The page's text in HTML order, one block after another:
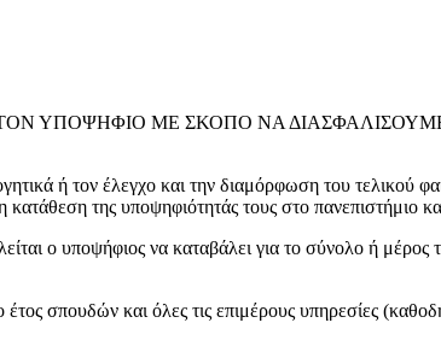
ΥΠΟΨΗΦΙΟ ΜΕ ΣΚΟΠΟ ΝΑ
ή τον έλεγχο και την διαμόρφωση του τελικού
της υποψηφιότητάς τους στο πανεπιστήμιο και
ο υποψήφιος να καταβάλει για το σύνολο ή μέρος
σπουδών και όλες τις επιμέρους υπηρεσίες